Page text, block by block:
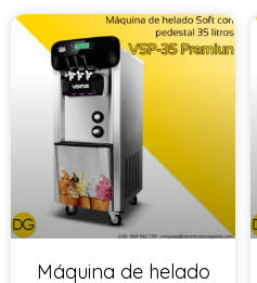
Máquina de helado